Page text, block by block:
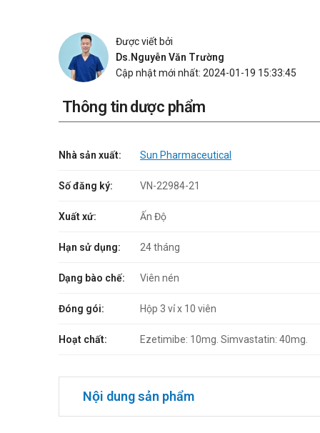
Được viết bởi
Ds.Nguyễn Văn Trường
Cập nhật mới nhất: 2024-01-19 15:33:45
Thông tin dược phẩm
Nhà sản xuất: Sun Pharmaceutical
Số đăng ký: VN-22984-21
Xuất xứ: Ấn Độ
Hạn sử dụng: 24 tháng
Dạng bào chế: Viên nén
Đóng gói: Hộp 3 vỉ x 10 viên
Hoạt chất: Ezetimibe: 10mg. Simvastatin: 40mg.
Nội dung sản phẩm